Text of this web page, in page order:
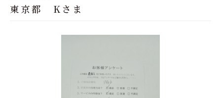
東京都 Kさま